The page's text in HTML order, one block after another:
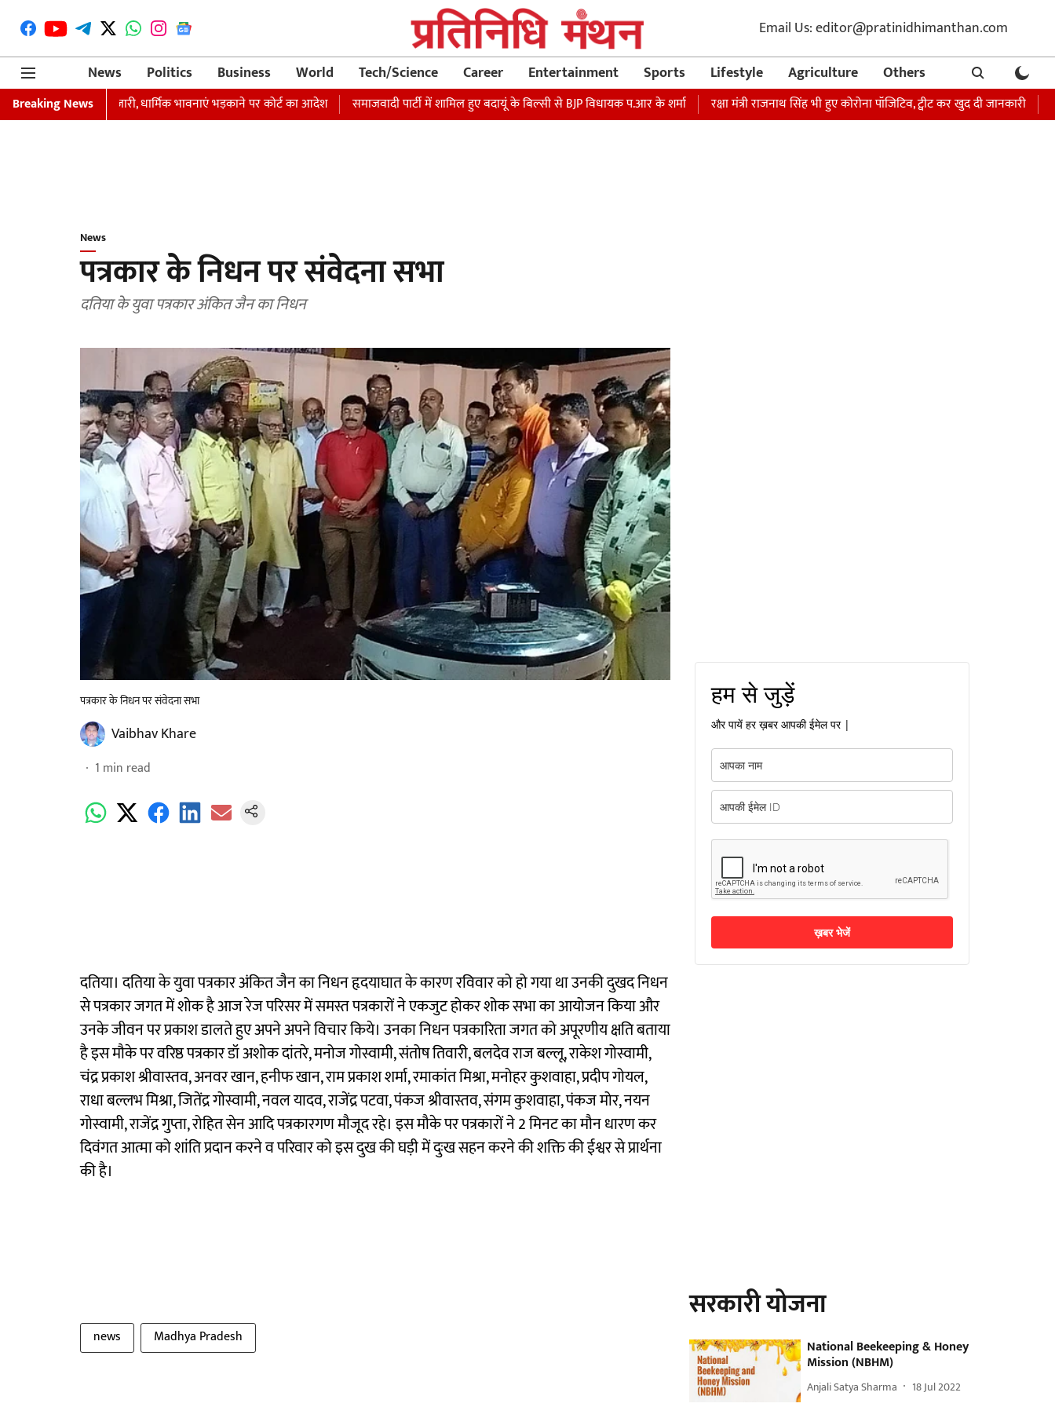
Email Us: editor@pratinidhimanthan.com
News
Politics Business World Tech/Science Career Entertainment Sports Lifestyle Agriculture Others
Breaking News
का वारंट जारी, धार्मिक भावनाएं भड़काने पर कोर्ट का आदेश समाजवादी पार्टी में शामिल हुए बदायूं के बिल्सी से BJP विधायक प.आर के शर्मा रक्षा मंत्री राजनाथ सिंह भी हुए कोरोना पॉजिटिव, ट्वीट कर खुद दी जानकारी अभिनेता
News
पत्रकार के निधन पर संवेदना सभा
दतिया के युवा पत्रकार अंकित जैन का निधन
पत्रकार के निधन पर संवेदना सभा
Vaibhav Khare
1 min read
दतिया। दतिया के युवा पत्रकार अंकित जैन का निधन हृदयाघात के कारण रविवार को हो गया था उनकी दुखद निधन
से पत्रकार जगत में शोक है आज रेज परिसर में समस्त पत्रकारों ने एकजुट होकर शोक सभा का आयोजन किया और
उनके जीवन पर प्रकाश डालते हुए अपने अपने विचार किये। उनका निधन पत्रकारिता जगत को अपूरणीय क्षति बताया
है इस मौके पर वरिष्ठ पत्रकार डॉ अशोक दांतरे, मनोज गोस्वामी, संतोष तिवारी, बलदेव राज बल्लू, राकेश गोस्वामी,
चंद्र प्रकाश श्रीवास्तव, अनवर खान, हनीफ खान, राम प्रकाश शर्मा, रमाकांत मिश्रा, मनोहर कुशवाहा, प्रदीप गोयल,
राधा बल्लभ मिश्रा, जितेंद्र गोस्वामी, नवल यादव, राजेंद्र पटवा, पंकज श्रीवास्तव, संगम कुशवाहा, पंकज मोर, नयन
गोस्वामी, राजेंद्र गुप्ता, रोहित सेन आदि पत्रकारगण मौजूद रहे। इस मौके पर पत्रकारों ने 2 मिनट का मौन धारण कर
दिवंगत आत्मा को शांति प्रदान करने व परिवार को इस दुख की घड़ी में दुःख सहन करने की शक्ति की ईश्वर से प्रार्थना
की है।
news Madhya Pradesh
हम से जुड़ें
और पायें हर ख़बर आपकी ईमेल पर |
ख़बर भेजें
सरकारी योजना
National Beekeeping & Honey
Mission (NBHM)
Anjali Satya Sharma 18 Jul 2022